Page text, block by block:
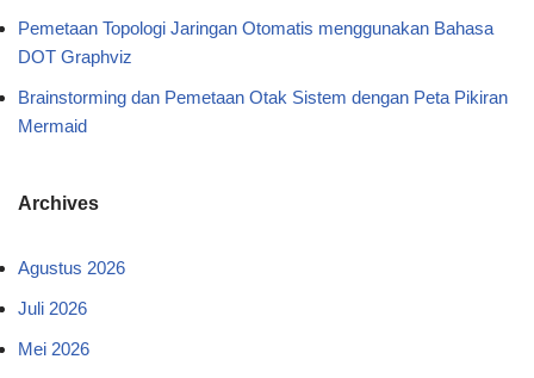
Pemetaan Topologi Jaringan Otomatis menggunakan Bahasa
DOT Graphviz
Brainstorming dan Pemetaan Otak Sistem dengan Peta Pikiran
Mermaid
Archives
Agustus 2026
Juli 2026
Mei 2026